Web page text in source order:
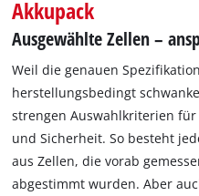
Akkupack
Ausgewählte Zellen –
Weil die genauen
herstellungsbedingt
strengen Auswahlkriterien
und Sicherheit. So besteht
aus Zellen, die vorab
abgestimmt wurden. Aber